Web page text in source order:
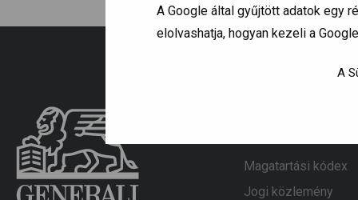
A Google által gyűjtött adatok egy
elolvashatja, hogyan kezeli a
A
Magatartási kódex
Jogi közlemény